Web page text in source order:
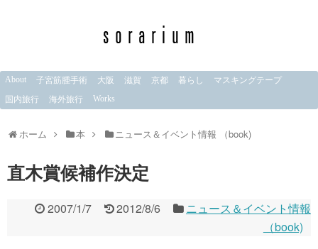
About 子宮筋腫手術 大阪 滋賀 京都 暮らし
マスキングテープ
国内旅行
海外旅行 Works
ホーム 本 ニュース＆イベント情報 （book)
直木賞候補作決定
2007/1/7 2012/8/6
ニュース＆イベント情報
（book)